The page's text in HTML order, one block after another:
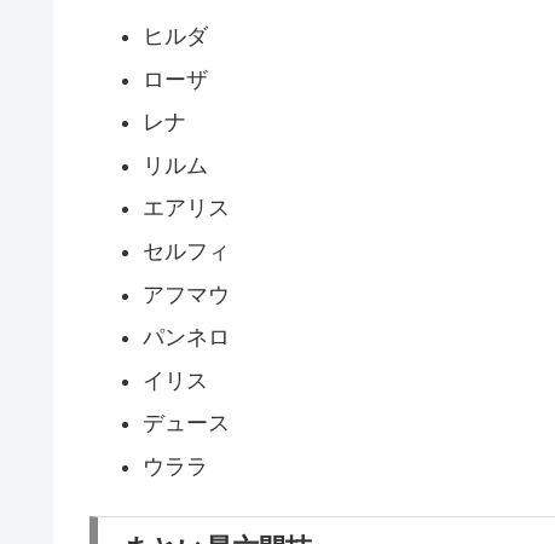
ヒルダ
ローザ
レナ
リルム
エアリス
セルフィ
アフマウ
パンネロ
イリス
デュース
ウララ